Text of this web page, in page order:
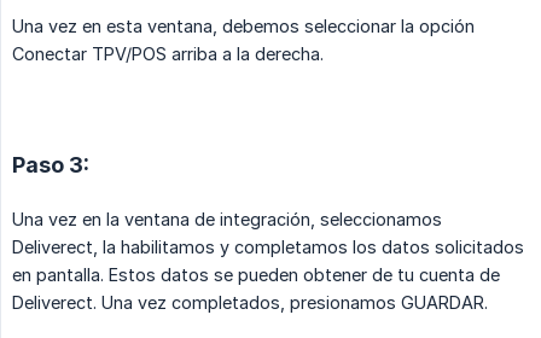
Una vez en esta ventana, debemos seleccionar la opción
Conectar TPV/POS arriba a la derecha.
Paso 3:
Una vez en la ventana de integración, seleccionamos
Deliverect, la habilitamos y completamos los datos solicitados
en pantalla. Estos datos se pueden obtener de tu cuenta de
Deliverect. Una vez completados, presionamos GUARDAR.